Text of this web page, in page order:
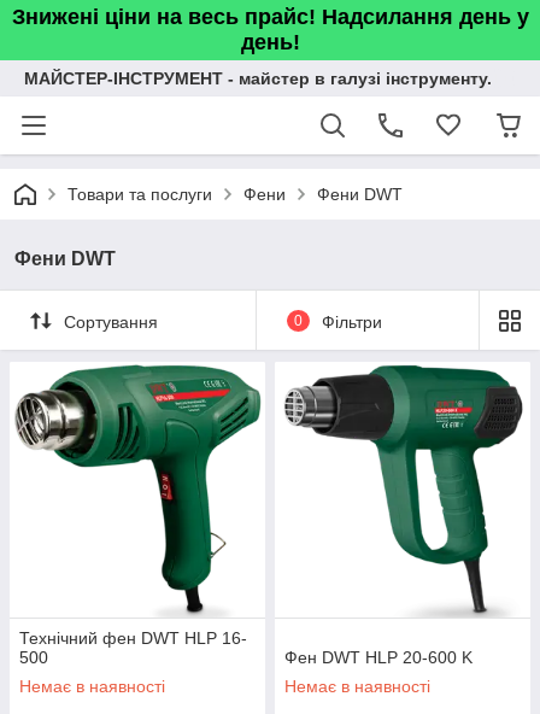
Знижені ціни на весь прайс! Надсилання день у
день!
МАЙСТЕР-ІНСТРУМЕНТ - майстер в галузі інструменту.
Товари та послуги Фени Фени DWT
Фени DWT
Сортування 0 Фільтри
Технічний фен DWT HLP 16-
500
Немає в наявності
Фен DWT HLP 20-600 K
Немає в наявності